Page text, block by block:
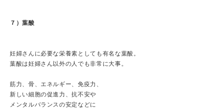
７）葉酸
妊婦さんに必要な栄養素としても有名な葉酸。
葉酸は妊婦さん以外の人でも非常に大事。
筋力、骨、エネルギー、免疫力、
新しい細胞の促進力、抗不安や
メンタルバランスの安定などに